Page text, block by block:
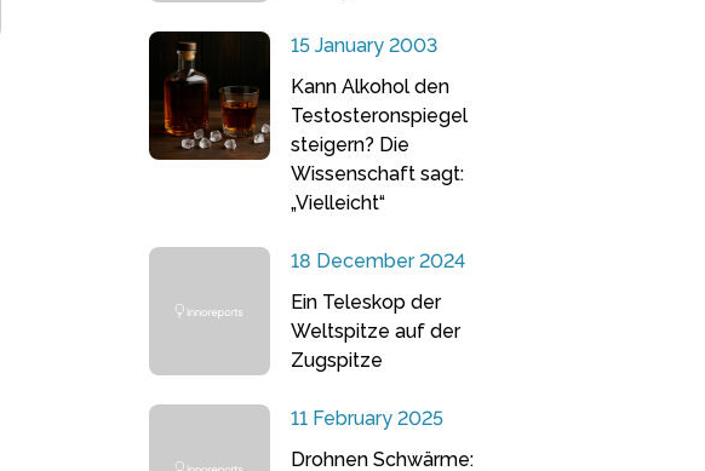
15 January 2003
Kann Alkohol den
Testosteronspiegel
steigern? Die
Wissenschaft sagt:
„Vielleicht“
18 December 2024
Ein Teleskop der
Weltspitze auf der
Zugspitze
11 February 2025
Drohnen Schwärme: